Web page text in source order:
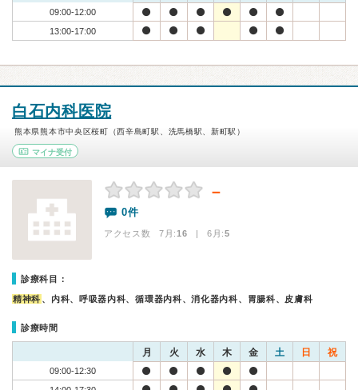
09:00-12:00
13:00-17:00
白石内科医院
熊本県熊本市中央区桜町（西辛島町駅、洗馬橋駅、新町駅）
マイナ受付
－
0件
アクセス数 7月:16 | 6月:5
診療科目：
精神科 、内科、呼吸器内科、循環器内科、消化器内科、胃腸科、皮膚科
診療時間
月 火 水 木 金 土 日 祝
09:00-12:30